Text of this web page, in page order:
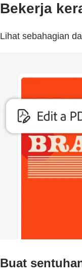
Bekerja
Lihat sebahagian
Buat